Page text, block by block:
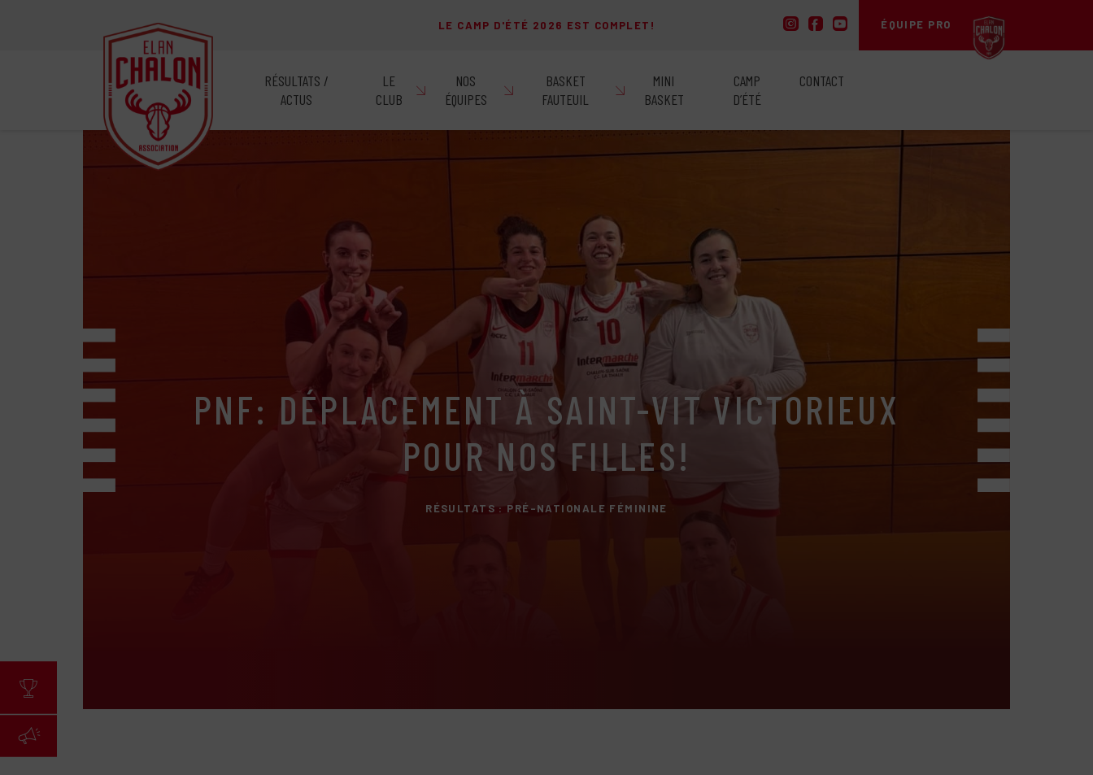
LE CAMP D'ÉTÉ 2026 EST COMPLET! ÉQUIPE PRO
RÉSULTATS /
ACTUS
LE
CLUB
NOS
ÉQUIPES
BASKET
FAUTEUIL
MINI
BASKET
CAMP
D’ÉTÉ
CONTACT
PNF: DÉPLACEMENT À SAINT-VIT VICTORIEUX
POUR NOS FILLES!
RÉSULTATS : PRÉ-NATIONALE FÉMININE